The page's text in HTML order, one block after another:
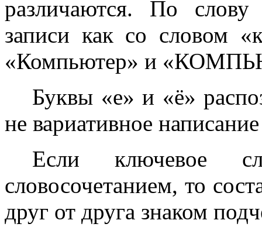
различаются. По
записи как со словом
«Компьютер» и
Буквы «е» и «ё»
не вариативное
Если ключевое
словосочетанием, то
друг от друга знаком